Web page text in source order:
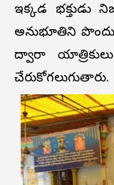
ఇక్కడ భక్తుడు
అనుభూతిని
ద్వారా
చేరుకోగలుగుతారు.